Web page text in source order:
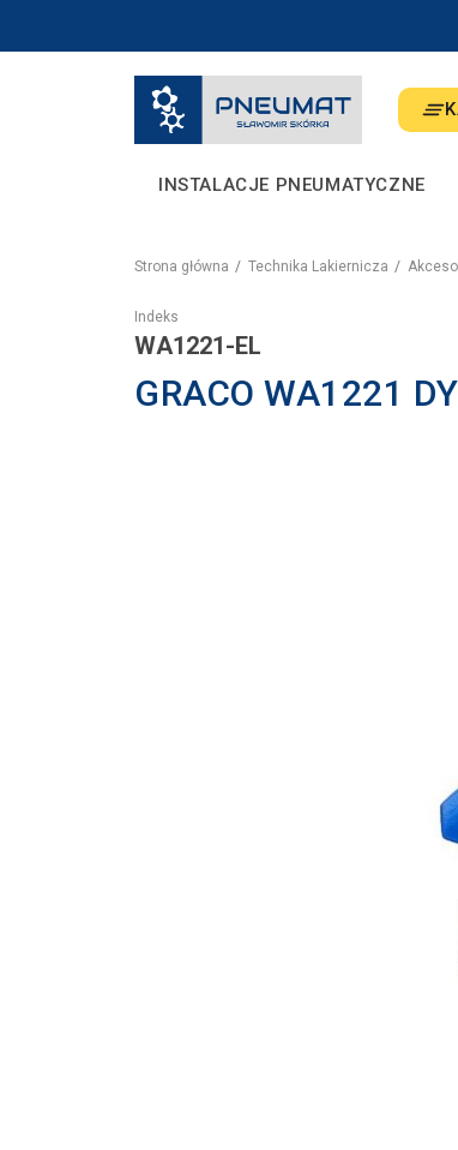
INSTALACJE PNEUMATYCZNE
Strona główna Technika Lakiernicza
Indeks
WA1221-EL
GRACO WA1221